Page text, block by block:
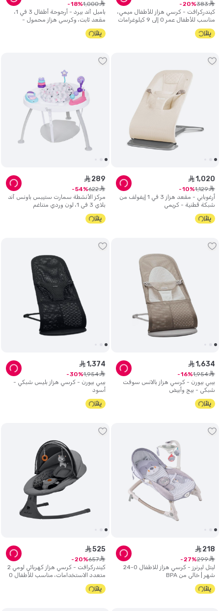
كيندركرافت - كرسي هزاز للأطفال ميمي،
مناسب للأطفال عمر 0 ​​إلى 9 كيلوغرامات
- رمادي
ê
383
20
بامبل آند بيرد - أرجوحة أطفال 3 في 1،
مقعد ثابت، وكرسي هزاز محمول -
رمادي.
ê
1,000
18
أرغوبابي - مقعد هزاز 3 في 1 إيفولف من
شبكة قطنية - كريمي
ê 1,020
ê
1,129
10
مركز الأنشطة سمارت ستيبس باونس آند
بلاي 3 في 1، لون وردي متناغم
ê 289
ê
622
54
بيبي بيورن - كرسي هزاز بالانس سوفت
شبكي - بيج وأبيض
ê 1,634
ê
1,954
16
بيبي بيورن - كرسي هزاز بليس شبكي -
أسود
ê 1,374
ê
1,954
30
ليتل ليرنرز - كرسي هزاز للاطفال 0-24
شهر | خالي من BPA
ê 218
ê
299
27
كيندركرافت - كرسي هزاز كهربائي لومي 2
متعدد الاستخدامات، مناسب للأطفال 0
إلى 9 كجم - رمادي داكن
ê525
ê
657
20